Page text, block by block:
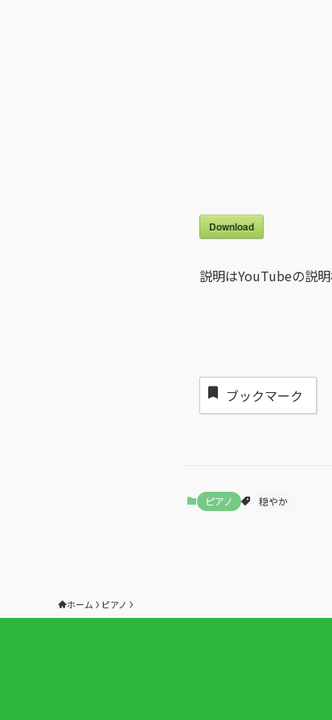
Download
説明はYouTubeの説明
ブックマーク
ピアノ 穏やか
ホーム ピアノ